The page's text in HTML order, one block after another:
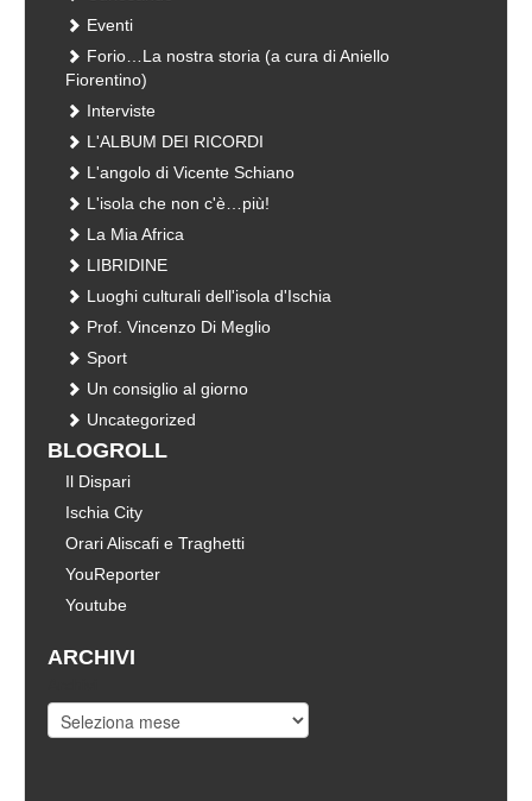
Eventi
Forio…La nostra storia (a cura di Aniello
Fiorentino)
Interviste
L'ALBUM DEI RICORDI
L'angolo di Vicente Schiano
L'isola che non c'è…più!
La Mia Africa
LIBRIDINE
Luoghi culturali dell'isola d'Ischia
Prof. Vincenzo Di Meglio
Sport
Un consiglio al giorno
Uncategorized
BLOGROLL
Il Dispari
Ischia City
Orari Aliscafi e Traghetti
YouReporter
Youtube
ARCHIVI